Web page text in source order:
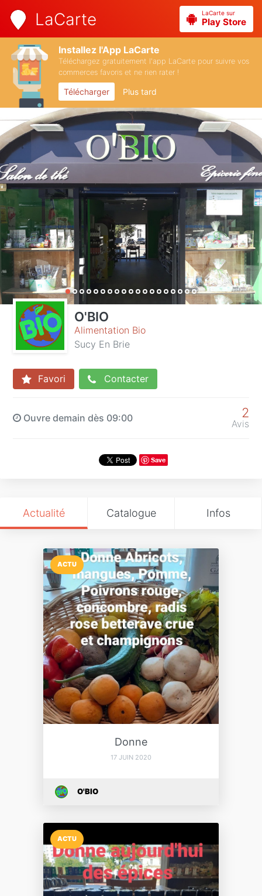
LaCarte LaCarte sur
Play Store
Installez l'App LaCarte
Téléchargez gratuitement l'app LaCarte pour suivre vos
commerces favoris et ne rien rater !
Télécharger Plus tard
O'BIO
Alimentation Bio
Sucy En Brie
Favori Contacter
Ouvre demain dès 09:00 2
Avis
Save
Actualité Catalogue Infos
ACTU
Donne
17 JUIN 2020
O'BIO
ACTU